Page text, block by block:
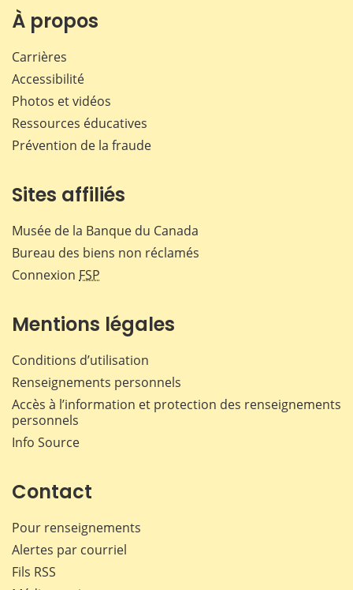
À propos
Carrières
Accessibilité
Photos et vidéos
Ressources éducatives
Prévention de la fraude
Sites affiliés
Musée de la Banque du Canada
Bureau des biens non réclamés
Connexion FSP
Mentions légales
Conditions d’utilisation
Renseignements personnels
Accès à l’information et protection des renseignements
personnels
Info Source
Contact
Pour renseignements
Alertes par courriel
Fils RSS